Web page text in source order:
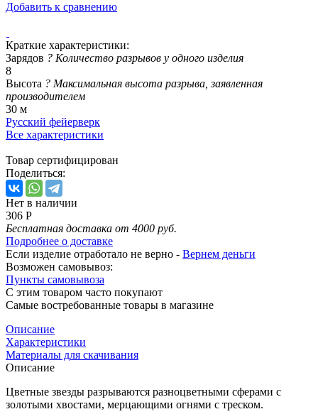
Добавить к сравнению
Краткие характеристики:
Зарядов ? Количество разрывов у одного изделия
8
Высота ? Максимальная высота разрыва, заявленная
производителем
30 м
Русский фейерверк
Все характеристики
Товар сертифицирован
Поделиться:
Нет в наличии
306 Р
Бесплатная доставка от 4000 руб.
Подробнее о доставке
Если изделие отработало не верно - Вернем деньги
Возможен самовывоз:
Пункты самовывоза
С этим товаром часто покупают
Самые востребованные товары в магазине
Описание
Характеристики
Материалы для скачивания
Описание
Цветные звезды разрываются разноцветными сферами с
золотыми хвостами, мерцающими огнями с треском.